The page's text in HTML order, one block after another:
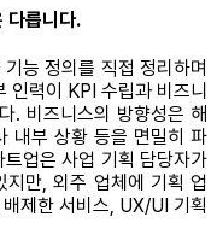
다릅니다.
능 정의를 직접 정리하며
인력이 KPI 수립과 비즈니
. 비즈니스의 방향성은 해
내부 상황 등을 면밀히 파
업은 사업 기획 담당자가
만, 외주 업체에 기획 업
제한 서비스, UX/UI 기획